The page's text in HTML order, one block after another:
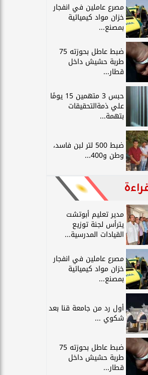
مصرع عاملين في انفجار
خزان مواد كيميائية
بمصنع...
ضبط عاطل بحوزته 75
طربة حشيش داخل
قطار...
حبس 3 متهمين 15 يومًا
علي ذمةالتحقيقات
بتهمة...
ضبط 500 لتر لبن فاسد،
وطن و400...
مدير تعليم أبوتشت
يترأس لجنة توزيع
القيادات المدرسية...
مصرع عاملين في انفجار
خزان مواد كيميائية
بمصنع...
أول رد من جامعة قنا بعد
شكوي ...
ضبط عاطل بحوزته 75
طربة حشيش داخل
قطار...